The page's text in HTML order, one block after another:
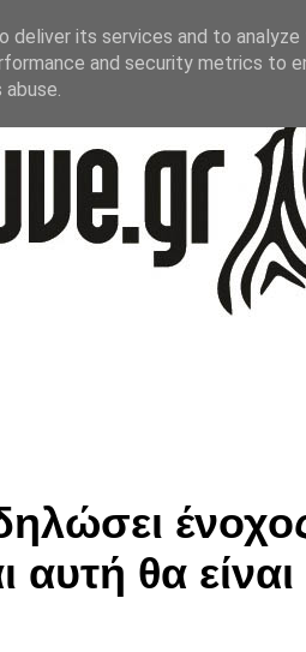
θα
its services and to
and security metrics to